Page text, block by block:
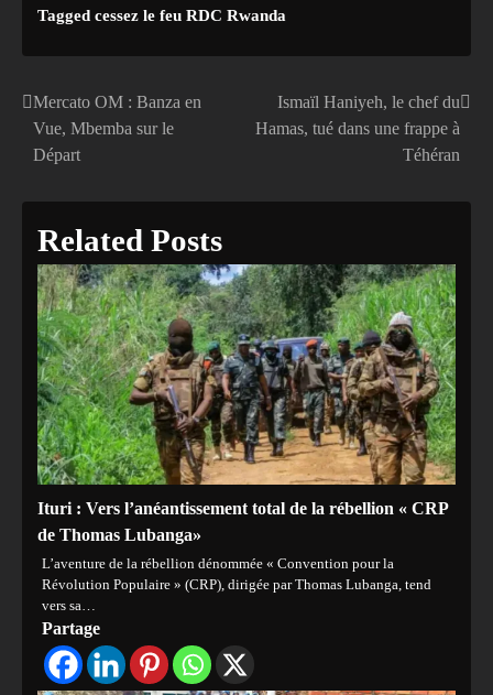
Tagged cessez le feu RDC Rwanda
Navigation
de
Mercato OM : Banza en
Vue, Mbemba sur le
Départ
Ismaïl Haniyeh, le chef du
Hamas, tué dans une frappe à
Téhéran
Related Posts
Ituri : Vers l’anéantissement total de la rébellion « CRP
de Thomas Lubanga»
L’aventure de la rébellion dénommée « Convention pour la
Révolution Populaire » (CRP), dirigée par Thomas Lubanga, tend
vers sa…
Partage